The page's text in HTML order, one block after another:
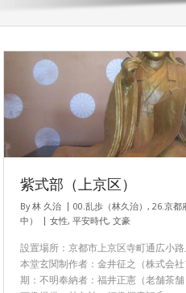
紫式部（上京区）
By林 久治 00.乱歩（林久治） , 26.京都
中）
女性, 平安時代, 文豪
設置場所：京都市上京区寺町通広小
本堂玄関制作者：金井征之（株式会
期：不明奉納者：福井正憲（老舗茶